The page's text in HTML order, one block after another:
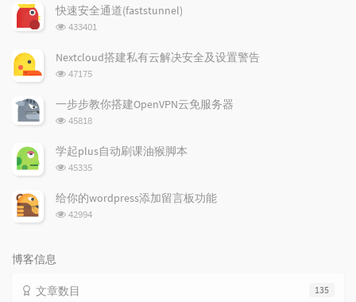
文
章
快速安全通道(faststunnel)
浏
次
433401
Nextcloud搭建私有云解决安全及设置警告
浏
次
数:
47175
一步步教你搭建OpenVPN云免服务器
浏
次
数:
45818
学起plus自动刷课油猴脚本
浏
次
数:
45335
给你的wordpress添加留言板功能
浏
42994
博客信息
135
文章数目